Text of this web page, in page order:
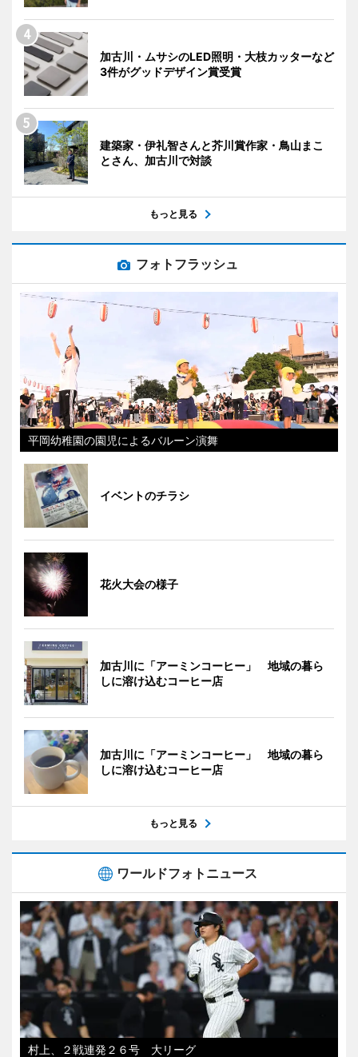
加古川・ムサシのLED照明・大枝カッターなど
3件がグッドデザイン賞受賞
建築家・伊礼智さんと芥川賞作家・鳥山まこ
とさん、加古川で対談
もっと見る
フォトフラッシュ
平岡幼稚園の園児によるバルーン演舞
イベントのチラシ
花火大会の様子
加古川に「アーミンコーヒー」 地域の暮ら
しに溶け込むコーヒー店
加古川に「アーミンコーヒー」 地域の暮ら
しに溶け込むコーヒー店
もっと見る
ワールドフォトニュース
村上、２戦連発２６号 大リーグ